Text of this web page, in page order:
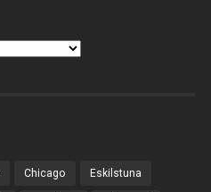
Chicago Eskilstuna